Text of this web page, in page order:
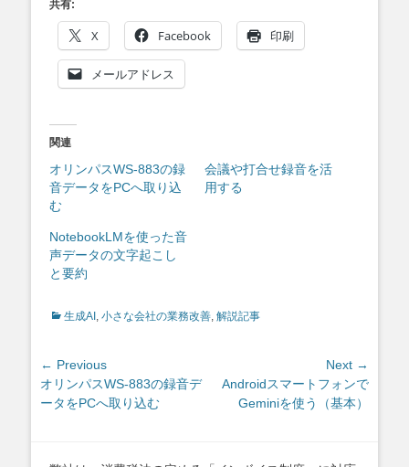
共有:
X Facebook 印刷
メールアドレス
関連
オリンパスWS-883の録
音データをPCへ取り込
む
会議や打合せ録音を活
用する
NotebookLMを使った音
声データの文字起こし
と要約
Categories
生成AI , 小さな会社の業務改善, 解説記事
投
稿
ナ
← Previous
Previous
post:
オリンパスWS-883の録音デ
ータをPCへ取り込む
Next →
NextAndroidスマートフォンで
Geminiを使う（基本）